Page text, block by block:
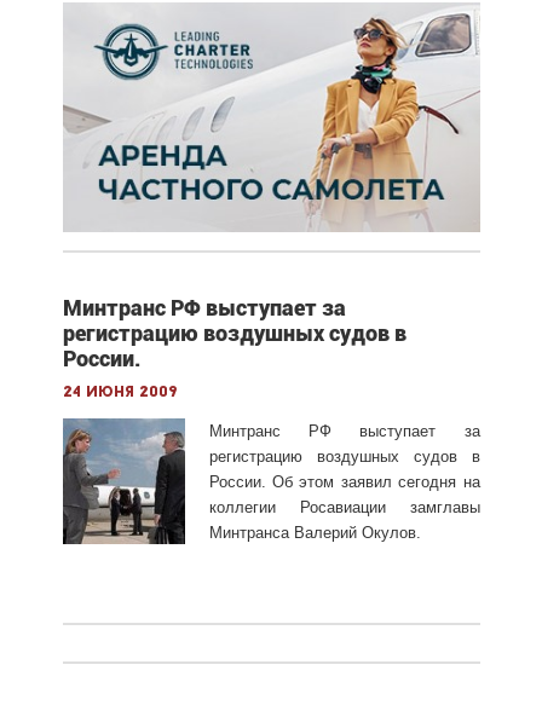
Минтранс РФ выступает за
регистрацию воздушных судов в
России.
24 июня 2009
Минтранс РФ выступает за
регистрацию воздушных судов в
России. Об этом заявил сегодня на
коллегии Росавиации замглавы
Минтранса Валерий Окулов.